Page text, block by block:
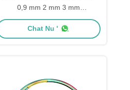
0,9 mm 2 mm 3 mm
kabeldiameter patchsnoer vlecht
Chat Nu '